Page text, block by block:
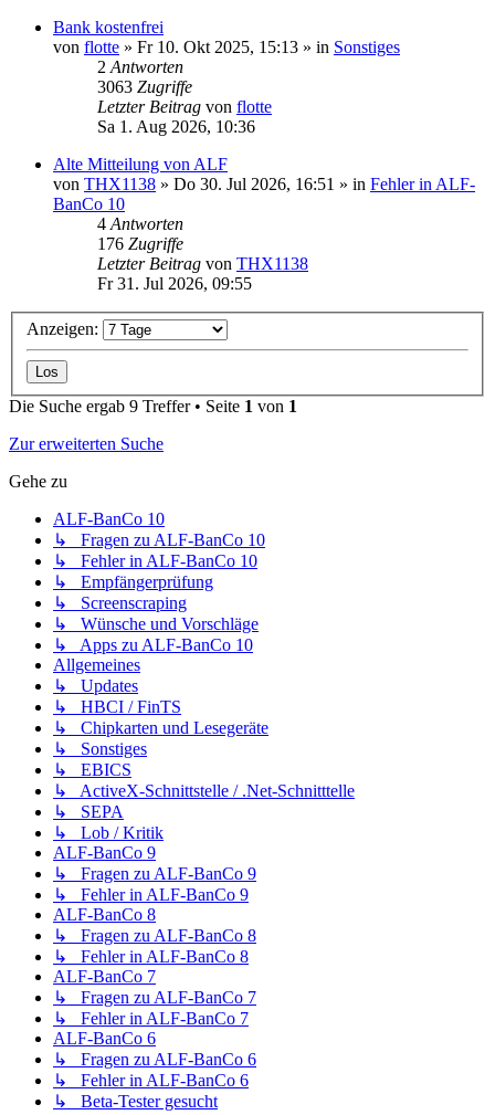
Bank kostenfrei
von flotte » Fr 10. Okt 2025, 15:13 » in Sonstiges
2 Antworten
3063 Zugriffe
Letzter Beitrag von flotte
Sa 1. Aug 2026, 10:36
Alte Mitteilung von ALF
von THX1138 » Do 30. Jul 2026, 16:51 » in Fehler in ALF-
BanCo 10
4 Antworten
176 Zugriffe
Letzter Beitrag von THX1138
Fr 31. Jul 2026, 09:55
Anzeigen:
Die Suche ergab 9 Treffer • Seite 1 von 1
Zur erweiterten Suche
Gehe zu
ALF-BanCo 10
↳ Fragen zu ALF-BanCo 10
↳ Fehler in ALF-BanCo 10
↳ Empfängerprüfung
↳ Screenscraping
↳ Wünsche und Vorschläge
↳ Apps zu ALF-BanCo 10
Allgemeines
↳ Updates
↳ HBCI / FinTS
↳ Chipkarten und Lesegeräte
↳ Sonstiges
↳ EBICS
↳ ActiveX-Schnittstelle / .Net-Schnitttelle
↳ SEPA
↳ Lob / Kritik
ALF-BanCo 9
↳ Fragen zu ALF-BanCo 9
↳ Fehler in ALF-BanCo 9
ALF-BanCo 8
↳ Fragen zu ALF-BanCo 8
↳ Fehler in ALF-BanCo 8
ALF-BanCo 7
↳ Fragen zu ALF-BanCo 7
↳ Fehler in ALF-BanCo 7
ALF-BanCo 6
↳ Fragen zu ALF-BanCo 6
↳ Fehler in ALF-BanCo 6
↳ Beta-Tester gesucht